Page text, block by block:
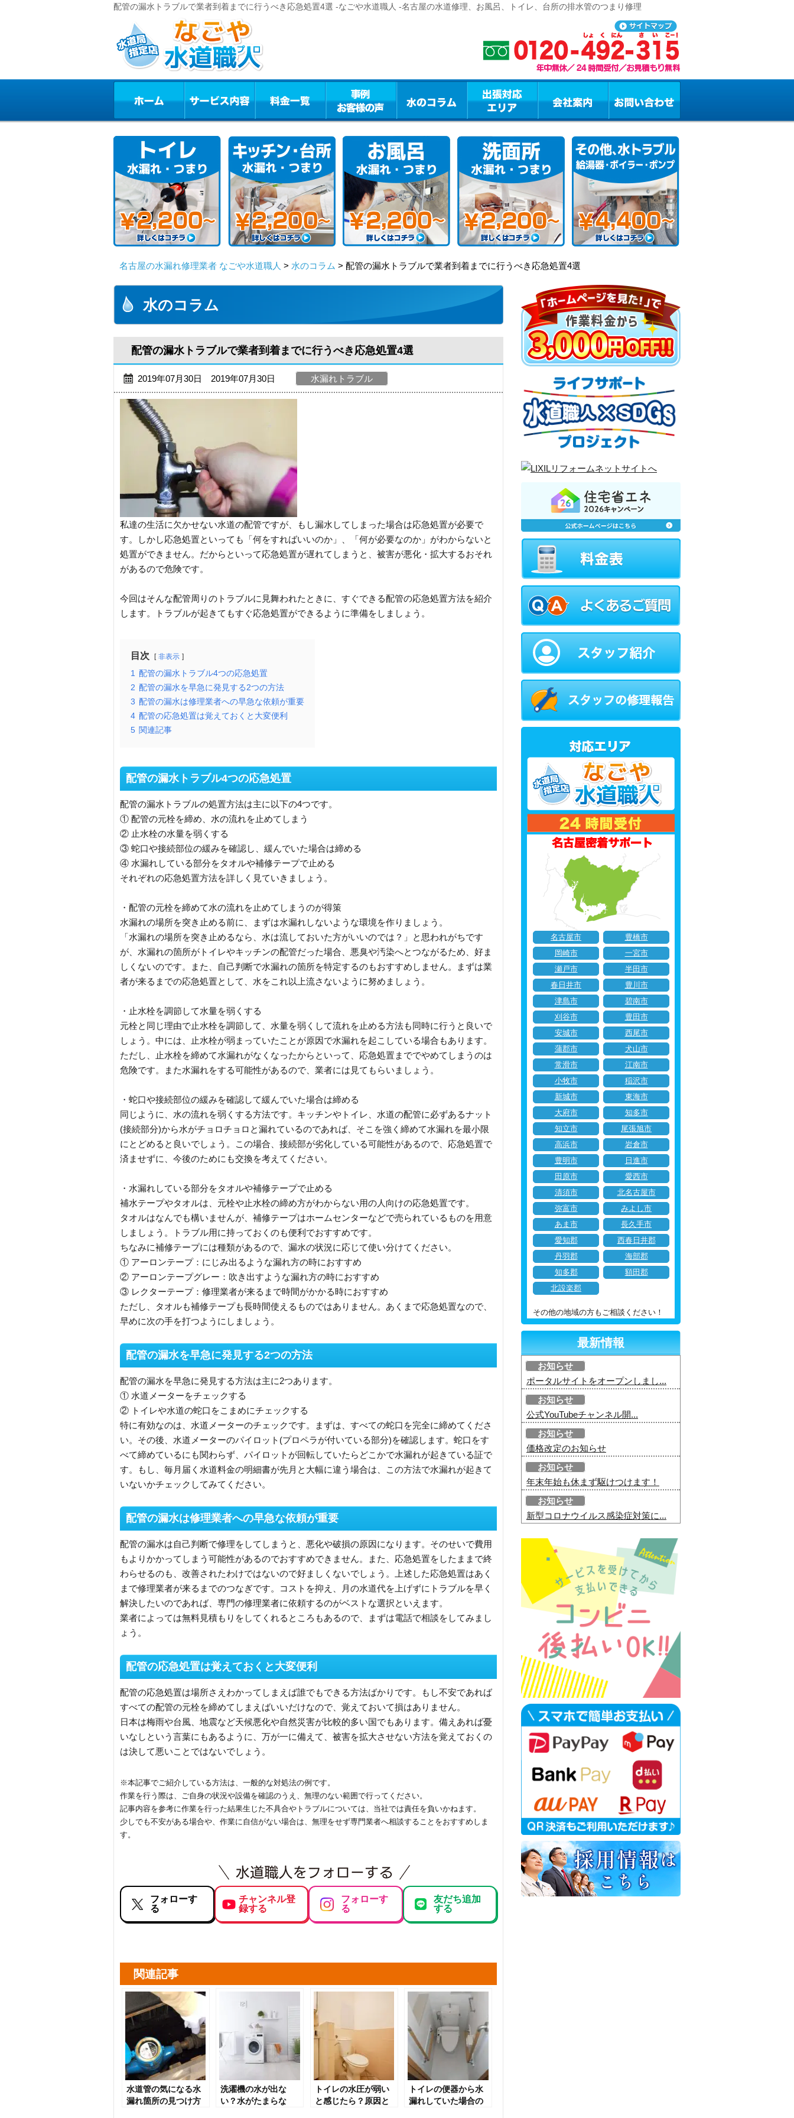
配管の漏水トラブルで業者到着までに行うべき応急処置4選 -なごや水道職人 -名古屋の水道修理、お風呂、トイレ、台所の排水管のつまり修理
名古屋の水漏れ修理業者 なごや水道職人 > 水のコラム > 配管の漏水トラブルで業者到着までに行うべき応急処置4選
水のコラム
配管の漏水トラブルで業者到着までに行うべき応急処置4選
2019年07月30日 2019年07月30日 水漏れトラブル
私達の生活に欠かせない水道の配管ですが、もし漏水してしまった場合は応急処置が必要で
す。しかし応急処置といっても「何をすればいいのか」、「何が必要なのか」がわからないと
処置ができません。だからといって応急処置が遅れてしまうと、被害が悪化・拡大するおそれ
があるので危険です。
今回はそんな配管周りのトラブルに見舞われたときに、すぐできる配管の応急処置方法を紹介
します。トラブルが起きてもすぐ応急処置ができるように準備をしましょう。
目次 非表示
1 配管の漏水トラブル4つの応急処置
2 配管の漏水を早急に発見する2つの方法
3 配管の漏水は修理業者への早急な依頼が重要
4 配管の応急処置は覚えておくと大変便利
5 関連記事
配管の漏水トラブル4つの応急処置
配管の漏水トラブルの処置方法は主に以下の4つです。
① 配管の元栓を締め、水の流れを止めてしまう
② 止水栓の水量を弱くする
③ 蛇口や接続部位の緩みを確認し、緩んでいた場合は締める
④ 水漏れしている部分をタオルや補修テープで止める
それぞれの応急処置方法を詳しく見ていきましょう。
・配管の元栓を締めて水の流れを止めてしまうのが得策
水漏れの場所を突き止める前に、まずは水漏れしないような環境を作りましょう。
「水漏れの場所を突き止めるなら、水は流しておいた方がいいのでは？」と思われがちです
が、水漏れの箇所がトイレやキッチンの配管だった場合、悪臭や汚染へとつながるため、好ま
しくないのです。また、自己判断で水漏れの箇所を特定するのもおすすめしません。まずは業
者が来るまでの応急処置として、水をこれ以上流さないように努めましょう。
・止水栓を調節して水量を弱くする
元栓と同じ理由で止水栓を調節して、水量を弱くして流れを止める方法も同時に行うと良いで
しょう。中には、止水栓が弱まっていたことが原因で水漏れを起こしている場合もあります。
ただし、止水栓を締めて水漏れがなくなったからといって、応急処置まででやめてしまうのは
危険です。また水漏れをする可能性があるので、業者には見てもらいましょう。
・蛇口や接続部位の緩みを確認して緩んでいた場合は締める
同じように、水の流れを弱くする方法です。キッチンやトイレ、水道の配管に必ずあるナット
(接続部分)から水がチョロチョロと漏れているのであれば、そこを強く締めて水漏れを最小限
にとどめると良いでしょう。この場合、接続部が劣化している可能性があるので、応急処置で
済ませずに、今後のためにも交換を考えてください。
・水漏れしている部分をタオルや補修テープで止める
補水テープやタオルは、元栓や止水栓の締め方がわからない用の人向けの応急処置です。
タオルはなんでも構いませんが、補修テープはホームセンターなどで売られているものを用意
しましょう。トラブル用に持っておくのも便利でおすすめです。
ちなみに補修テープには種類があるので、漏水の状況に応じて使い分けてください。
① アーロンテープ：にじみ出るような漏れ方の時におすすめ
② アーロンテープグレー：吹き出すような漏れ方の時におすすめ
③ レクターテープ：修理業者が来るまで時間がかかる時におすすめ
ただし、タオルも補修テープも長時間使えるものではありません。あくまで応急処置なので、
早めに次の手を打つようにしましょう。
配管の漏水を早急に発見する2つの方法
配管の漏水を早急に発見する方法は主に2つあります。
① 水道メーターをチェックする
② トイレや水道の蛇口をこまめにチェックする
特に有効なのは、水道メーターのチェックです。まずは、すべての蛇口を完全に締めてくださ
い。その後、水道メーターのパイロット(プロペラが付いている部分)を確認します。蛇口をす
べて締めているにも関わらず、パイロットが回転していたらどこかで水漏れが起きている証で
す。もし、毎月届く水道料金の明細書が先月と大幅に違う場合は、この方法で水漏れが起きて
いないかチェックしてみてください。
配管の漏水は修理業者への早急な依頼が重要
配管の漏水は自己判断で修理をしてしまうと、悪化や破損の原因になります。そのせいで費用
もよりかかってしまう可能性があるのでおすすめできません。また、応急処置をしたままで終
わらせるのも、改善されたわけではないので好ましくないでしょう。上述した応急処置はあく
まで修理業者が来るまでのつなぎです。コストを抑え、月の水道代を上げずにトラブルを早く
解決したいのであれば、専門の修理業者に依頼するのがベストな選択といえます。
業者によっては無料見積もりをしてくれるところもあるので、まずは電話で相談をしてみまし
ょう。
配管の応急処置は覚えておくと大変便利
配管の応急処置は場所さえわかってしまえば誰でもできる方法ばかりです。もし不安であれば
すべての配管の元栓を締めてしまえばいいだけなので、覚えておいて損はありません。
日本は梅雨や台風、地震など天候悪化や自然災害が比較的多い国でもあります。備えあれば憂
いなしという言葉にもあるように、万が一に備えて、被害を拡大させない方法を覚えておくの
は決して悪いことではないでしょう。
※本記事でご紹介している方法は、一般的な対処法の例です。
作業を行う際は、ご自身の状況や設備を確認のうえ、無理のない範囲で行ってください。
記事内容を参考に作業を行った結果生じた不具合やトラブルについては、当社では責任を負いかねます。
少しでも不安がある場合や、作業に自信がない場合は、無理をせず専門業者へ相談することをおすすめしま
す。
フォローす
る
チャンネル登
録する
フォローす
る
友だち追加
する
関連記事
水道管の気になる水
漏れ箇所の見つけ方
洗濯機の水が出な
い？水がたまらな
トイレの水圧が弱い
と感じたら？原因と
トイレの便器から水
漏れしていた場合の
名古屋市
豊橋市
岡崎市
一宮市
瀬戸市
半田市
春日井市
豊川市
津島市
碧南市
刈谷市
豊田市
安城市
西尾市
蒲郡市
犬山市
常滑市
江南市
小牧市
稲沢市
新城市
東海市
大府市
知多市
知立市
尾張旭市
高浜市
岩倉市
豊明市
日進市
田原市
愛西市
清須市
北名古屋市
弥富市
みよし市
あま市
長久手市
愛知郡
西春日井郡
丹羽郡
海部郡
知多郡
額田郡
北設楽郡
その他の地域の方もご相談ください！
最新情報
お知らせ
ポータルサイトをオープンしまし...
お知らせ
公式YouTubeチャンネル開...
お知らせ
価格改定のお知らせ
お知らせ
年末年始も休まず駆けつけます！
お知らせ
新型コロナウイルス感染症対策に...